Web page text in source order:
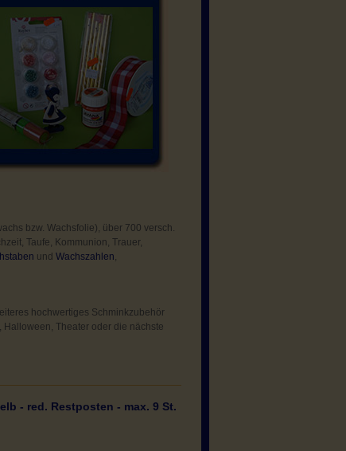
bzw. Wachsfolie), über 700 versch.
Taufe, Kommunion, Trauer,
und Wachszahlen,
hochwertiges Schminkzubehör
Theater oder die nächste
- red. Restposten - max. 9 St.